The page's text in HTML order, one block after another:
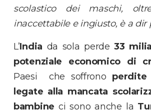
scolastico dei maschi,
inaccettabile e ingiusto, è a dir
L’India da sola perde33
potenziale economico di
Paesi che soffrono perdite
legate alla mancata
bambine ci sono anche la